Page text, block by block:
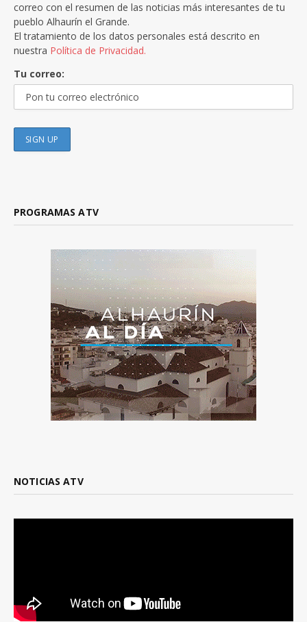
correo con el resumen de las noticias más interesantes de tu
pueblo Alhaurín el Grande.
El tratamiento de los datos personales está descrito en
nuestra Política de Privacidad.
Tu correo:
PROGRAMAS ATV
NOTICIAS ATV